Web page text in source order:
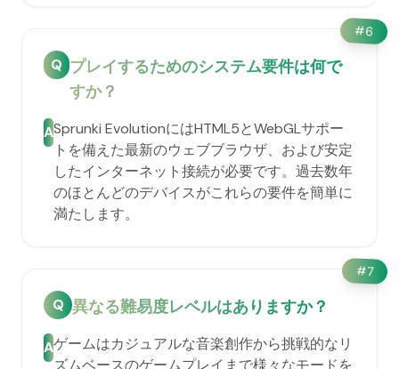
#6
Q プレイするためのシステム要件は何で
すか？
ASprunki EvolutionにはHTML5とWebGLサポー
トを備えた最新のウェブブラウザ、および安定
したインターネット接続が必要です。過去数年
のほとんどのデバイスがこれらの要件を簡単に
満たします。
#7
Q 異なる難易度レベルはありますか？
Aゲームはカジュアルな音楽創作から挑戦的なリ
ズムベースのゲームプレイまで様々なモードを